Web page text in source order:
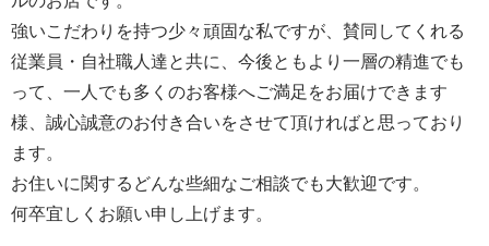
強いこだわりを持つ少々頑固な私ですが、賛同してくれる
従業員・自社職人達と共に、今後ともより一層の精進でも
って、一人でも多くのお客様へご満足をお届けできます
様、誠心誠意のお付き合いをさせて頂ければと思っており
ます。
お住いに関するどんな些細なご相談でも大歓迎です。
何卒宜しくお願い申し上げます。